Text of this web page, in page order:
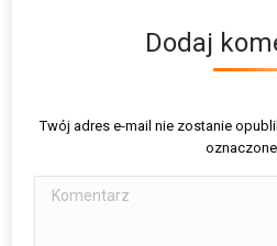
Dodaj
Twój adres e-mail nie zostanie
oznaczone
Komentarz